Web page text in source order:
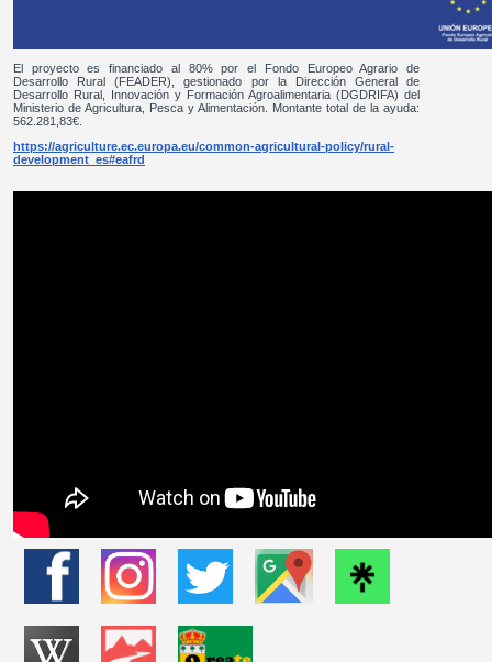
El proyecto es financiado al 80% por el Fondo Europeo Agrario de
Desarrollo Rural (FEADER), gestionado por la Dirección General de
Desarrollo Rural, Innovación y Formación Agroalimentaria (DGDRIFA) del
Ministerio de Agricultura, Pesca y Alimentación. Montante total de la ayuda:
562.281,83€.
https://agriculture.ec.europa.eu/common-agricultural-policy/rural-
development_es#eafrd